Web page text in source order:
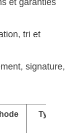
et garanties
tri et
signature,
Type de